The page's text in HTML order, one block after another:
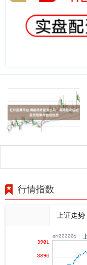
行情指数
上证走势